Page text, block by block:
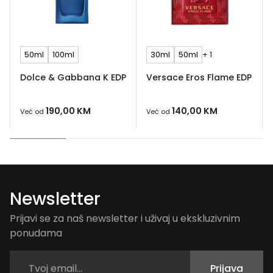
50ml 100ml
Dolce & Gabbana K EDP
Već od 190,00 KM
30ml 50ml + 1
Versace Eros Flame EDP
Već od 140,00 KM
Newsletter
Prijavi se za naš newsletter i uživaj u ekskluzivnim
ponudama
Prijava